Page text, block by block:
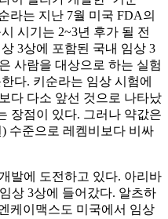
라는 지난 7월 미국 FDA의
시기는 2~3년 후가 될 전
3상에 포함된 국내 임상 3
사람을 대상으로 하는 실험
다. 키순라는 임상 시험에
다 다소 앞선 것으로 나타났
장점이 있다. 그러나 약값은
) 수준으로 레켐비보다 비싸
발에 도전하고 있다. 아리바
상 3상에 들어갔다. 알츠하
케이맥스도 미국에서 임상